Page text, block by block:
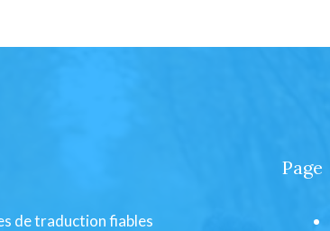
de traduction fiables
Page